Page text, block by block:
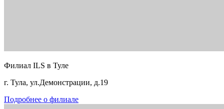
Филиал ILS в Туле
г. Тула, ул.Демонстрации, д.19
Подробнее о филиале